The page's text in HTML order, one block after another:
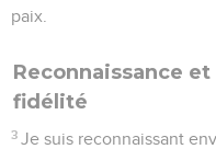
paix.
Reconnaissance
fidélité
3 Je suis reconnaissant